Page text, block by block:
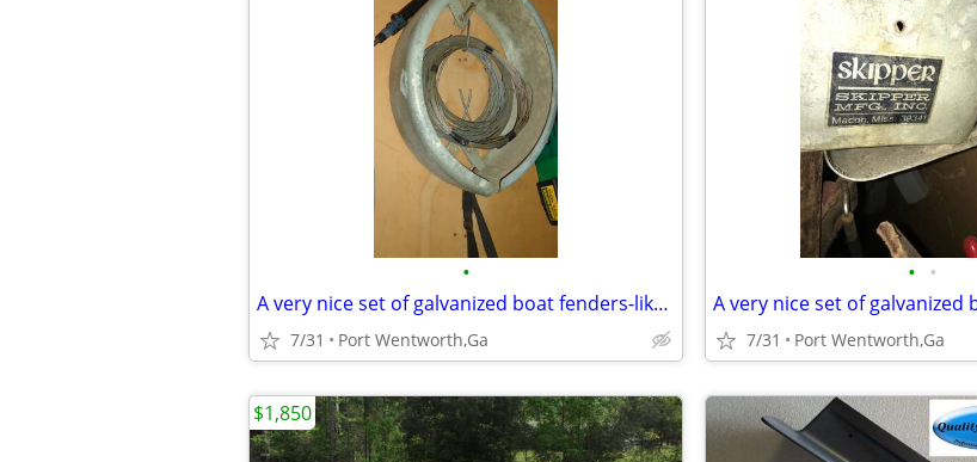
•
A very nice set of galvanized boat fenders-like new
7/31 Port Wentworth,Ga
• •
7/31 Port Wentworth,Ga
$1,850